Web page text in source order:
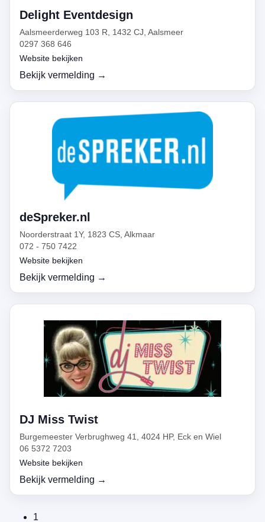
Delight Eventdesign
Aalsmeerderweg 103 R, 1432 CJ, Aalsmeer
0297 368 646
Website bekijken
Bekijk vermelding →
deSpreker.nl
Noorderstraat 1Y, 1823 CS, Alkmaar
072 - 750 7422
Website bekijken
Bekijk vermelding →
DJ Miss Twist
Burgemeester Verbrughweg 41, 4024 HP, Eck en Wiel
06 5372 7203
Website bekijken
Bekijk vermelding →
1